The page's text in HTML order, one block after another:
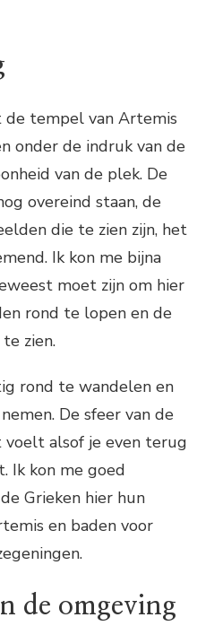
de tempel van Artemis
onder de indruk van de
van de plek. De
overeind staan, de
die te zien zijn, het
Ik kon me bijna
moet zijn om hier
rond te lopen en de
zien.
rond te wandelen en
De sfeer van de
voelt alsof je even terug
Ik kon me goed
Grieken hier hun
en baden voor
de omgeving